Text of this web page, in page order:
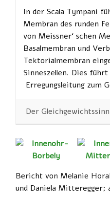
In der Scala Tympani
Membran des runden
von Meissner‘ schen
Basalmembran und
Tektorialmembran
Sinneszellen. Dies
Erregungsleitung zum
Der Gleichgewichtssinn
Bericht von Melanie
und Daniela Mitteregger;